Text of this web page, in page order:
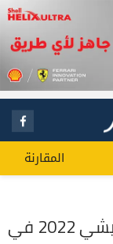
المقارنة
تعرف على أسعار سيارات ميتسوبيشي 2022 في